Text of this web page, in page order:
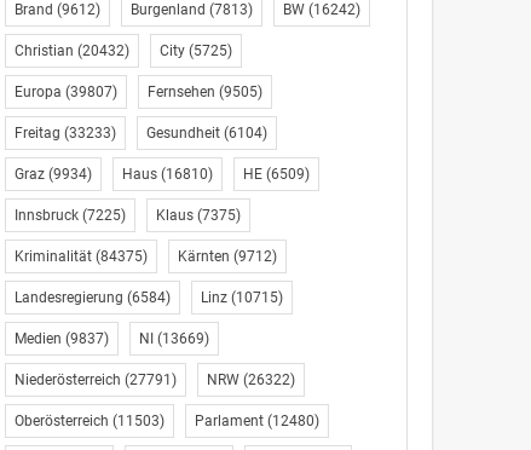
Brand (9612) Burgenland (7813) BW(16242)
Christian (20432) City(5725)
Europa (39807) Fernsehen (9505)
Freitag (33233) Gesundheit(6104)
Graz(9934) Haus(16810) HE(6509)
Innsbruck(7225) Klaus(7375)
Kriminalität(84375) Kärnten (9712)
Landesregierung (6584) Linz(10715)
Medien (9837) NI (13669)
Niederösterreich (27791) NRW(26322)
Oberösterreich (11503) Parlament(12480)